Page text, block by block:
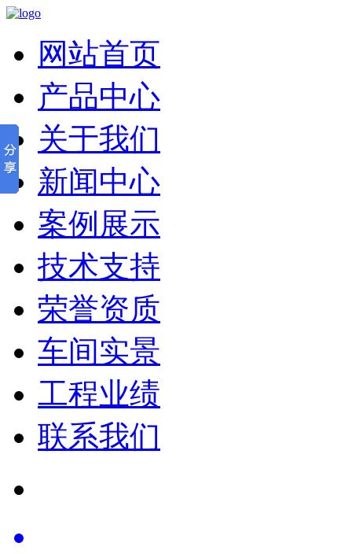
网站首页
产品中心
关于我们
新闻中心
案例展示
技术支持
荣誉资质
车间实景
工程业绩
联系我们